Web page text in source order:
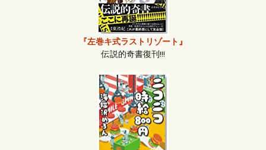
『左巻キ式ラストリゾート』
伝説的奇書復刊!!!